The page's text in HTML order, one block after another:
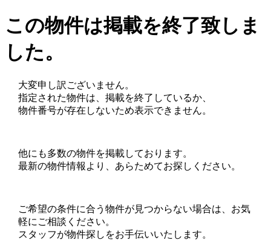
この物件は掲載を終了致しま
した。
大変申し訳ございません。
指定された物件は、掲載を終了しているか、
物件番号が存在しないため表示できません。
他にも多数の物件を掲載しております。
最新の物件情報より、あらためてお探しください。
ご希望の条件に合う物件が見つからない場合は、お気
軽にご相談ください。
スタッフが物件探しをお手伝いいたします。